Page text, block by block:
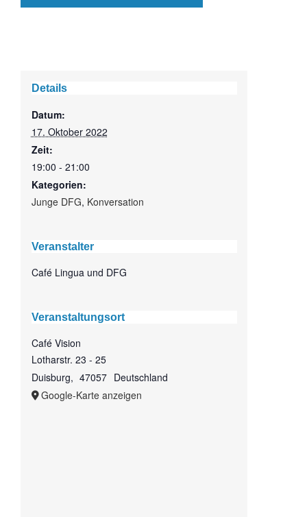
Details
Datum:
17. Oktober 2022
Zeit:
19:00 - 21:00
Kategorien:
Junge DFG, Konversation
Veranstalter
Café Lingua und DFG
Veranstaltungsort
Café Vision
Lotharstr. 23 - 25
Duisburg, 47057 Deutschland
Google-Karte anzeigen